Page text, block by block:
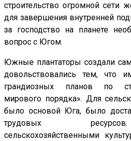
строительство огромной сети
для завершения внутренней
за господство на планете
вопрос с Югом.
Южные плантаторы создали
довольствовались тем,
грандиозных планов по
мирового порядка». Для
было основой Юга, было
трудовых
сельскохозяйственными